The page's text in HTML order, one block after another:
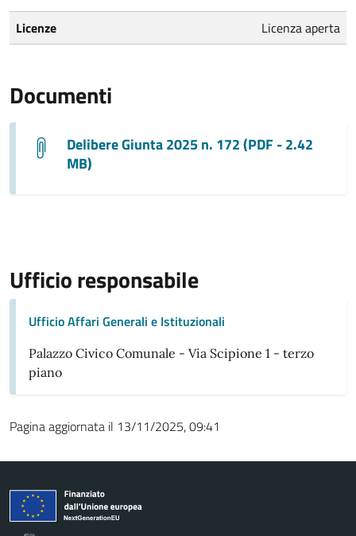
Licenze Licenza aperta
Documenti
Delibere Giunta 2025 n. 172 (PDF - 2.42
MB)
Ufficio responsabile
Ufficio Affari Generali e Istituzionali
Palazzo Civico Comunale - Via Scipione 1 - terzo
piano
Pagina aggiornata il 13/11/2025, 09:41